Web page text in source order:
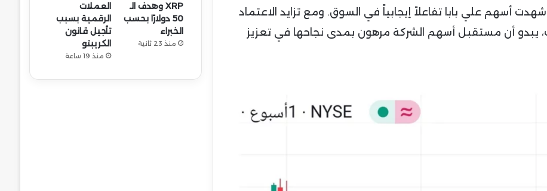
أسهم علي بابا تفاعلاً إيجابياً في السوق. ومع تزايد الاعتماد
يبدو أن مستقبل أسهم الشركة مرهون بمدى نجاحها في تعزيز
XRP وهدف الـ
50 دولارًا بحسب
الخبراء
منذ 23 ثانية
العملات
الرقمية بسبب
تأجيل قانون
الكريبتو
منذ 19 ساعة